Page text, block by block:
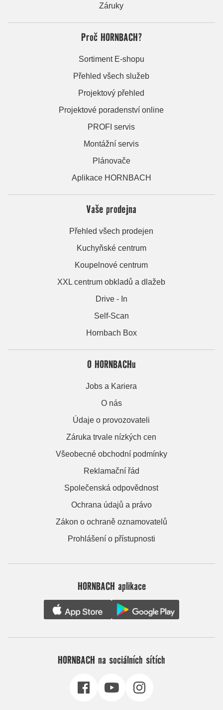
Záruky
Proč HORNBACH?
Sortiment E-shopu
Přehled všech služeb
Projektový přehled
Projektové poradenství online
PROFI servis
Montážní servis
Plánovače
Aplikace HORNBACH
Vaše prodejna
Přehled všech prodejen
Kuchyňské centrum
Koupelnové centrum
XXL centrum obkladů a dlažeb
Drive - In
Self-Scan
Hornbach Box
O HORNBACHu
Jobs a Kariera
O nás
Údaje o provozovateli
Záruka trvale nízkých cen
Všeobecné obchodní podmínky
Reklamační řád
Společenská odpovědnost
Ochrana údajů a právo
Zákon o ochraně oznamovatelů
Prohlášení o přístupnosti
HORNBACH aplikace
HORNBACH na sociálních sítích